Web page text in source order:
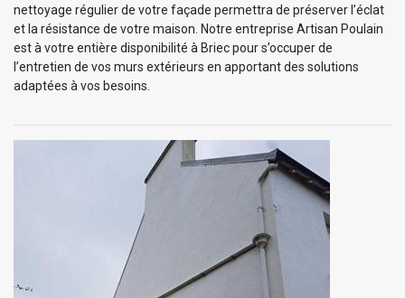
nettoyage régulier de votre façade permettra de préserver l’éclat
et la résistance de votre maison. Notre entreprise Artisan Poulain
est à votre entière disponibilité à Briec pour s’occuper de
l’entretien de vos murs extérieurs en apportant des solutions
adaptées à vos besoins.